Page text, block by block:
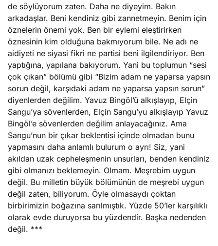
de söylüyorum zaten. Daha ne diyeyim. Bakın
arkadaşlar. Beni kendiniz gibi zannetmeyin. Benim için
öznelerin önemi yok. Ben bir eylemi eleştirirken
öznesinin kim olduğuna bakmıyorum bile. Ne adı ne
aidiyeti ne siyasi fikri ne partisi beni ilgilendiriyor. Ben
yaptığına, yapılana bakıyorum. Yani bu toplumun “sesi
çok çıkan” bölümü gibi “Bizim adam ne yaparsa yapsın
sorun değil, karşıdaki adam ne yaparsa yapsın sorun”
diyenlerden değilim. Yavuz Bingöl’ü alkışlayıp, Elçin
Sangu’ya sövenlerden, Elçin Sangu’yu alkışlayıp Yavuz
Bingöl’e sövenlerden değilim anlayacağınız. Ama
Sangu’nun bir çıkar beklentisi içinde olmadan bunu
yapmasını daha anlamlı bulurum o ayrı! Siz, yani
akıldan uzak cepheleşmenin unsurları, benden kendiniz
gibi olmanızı beklemeyin. Olmam. Meşrebim uygun
değil. Bu milletin büyük bölümünün de meşrebi uygun
değil zaten, biliyorum. Öyle olmasaydı çoktan
birbirimizin boğazına sarılmıştık. Yüzde 50’ler karşılıklı
olarak evde duruyorsa bu yüzdendir. Başka nedenden
değil. ***